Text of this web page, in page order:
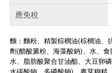
應免稅
麵：麵粉、精製棕櫚油(棕櫚油、
劑(醋酸澱粉、海藻酸鈉)、水、食
水、脂肪酸聚合甘油酯、大豆卵
水碳酸鈉、多磷酸鈉)、麥芽糊精